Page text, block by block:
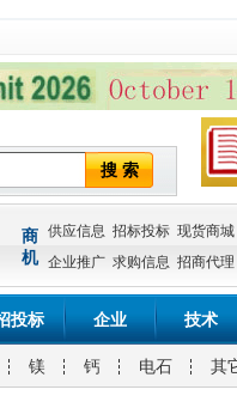
搜 索
商
机
供应信息 招标投标 现货商城
企业推广 求购信息 招商代理
投标 企业 技术
镁 钙 电石 其